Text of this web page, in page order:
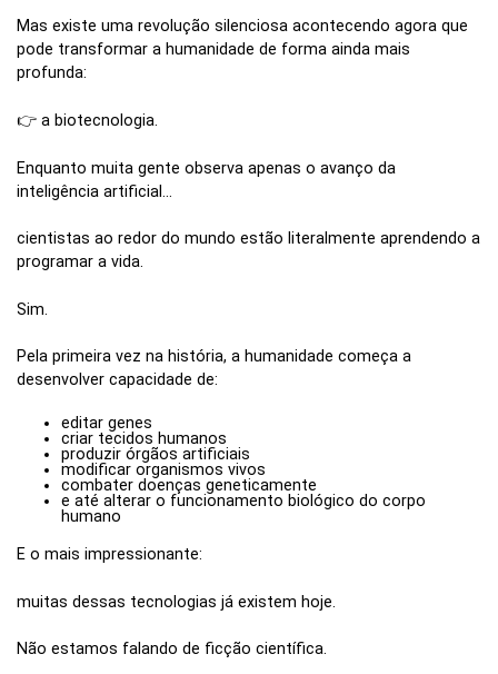
Mas existe uma revolução silenciosa acontecendo agora que
pode transformar a humanidade de forma ainda mais
profunda:
👉 a biotecnologia.
Enquanto muita gente observa apenas o avanço da
inteligência artificial…
cientistas ao redor do mundo estão literalmente aprendendo a
programar a vida.
Sim.
Pela primeira vez na história, a humanidade começa a
desenvolver capacidade de:
editar genes
criar tecidos humanos
produzir órgãos artificiais
modificar organismos vivos
combater doenças geneticamente
e até alterar o funcionamento biológico do corpo
humano
E o mais impressionante:
muitas dessas tecnologias já existem hoje.
Não estamos falando de ficção científica.